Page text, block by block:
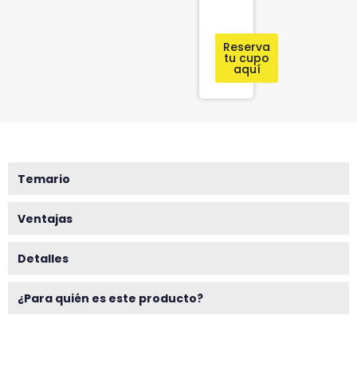
Reserva
tu cupo
aquí
Temario
Ventajas
Detalles
¿Para quién es este producto?